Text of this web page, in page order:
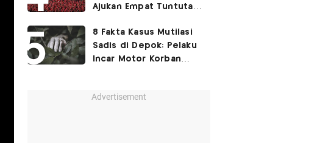
Ajukan Empat Tuntutan
8 Fakta Kasus Mutilasi
Sadis di Depok: Pelaku
Incar Motor Korban
Advertisement